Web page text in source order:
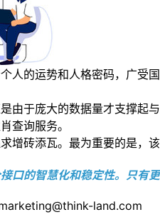
的运势和人格密码，广受
于庞大的数据量才支撑起与
查询服务。
砖添瓦。最为重要的是，
口的智慧化和稳定性。只有
land.com